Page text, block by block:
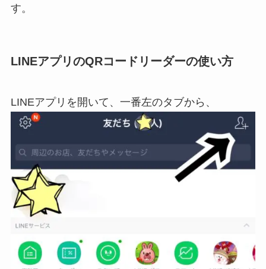
す。
LINEアプリのQRコードリーダーの使い方
LINEアプリを開いて、一番左のタブから、